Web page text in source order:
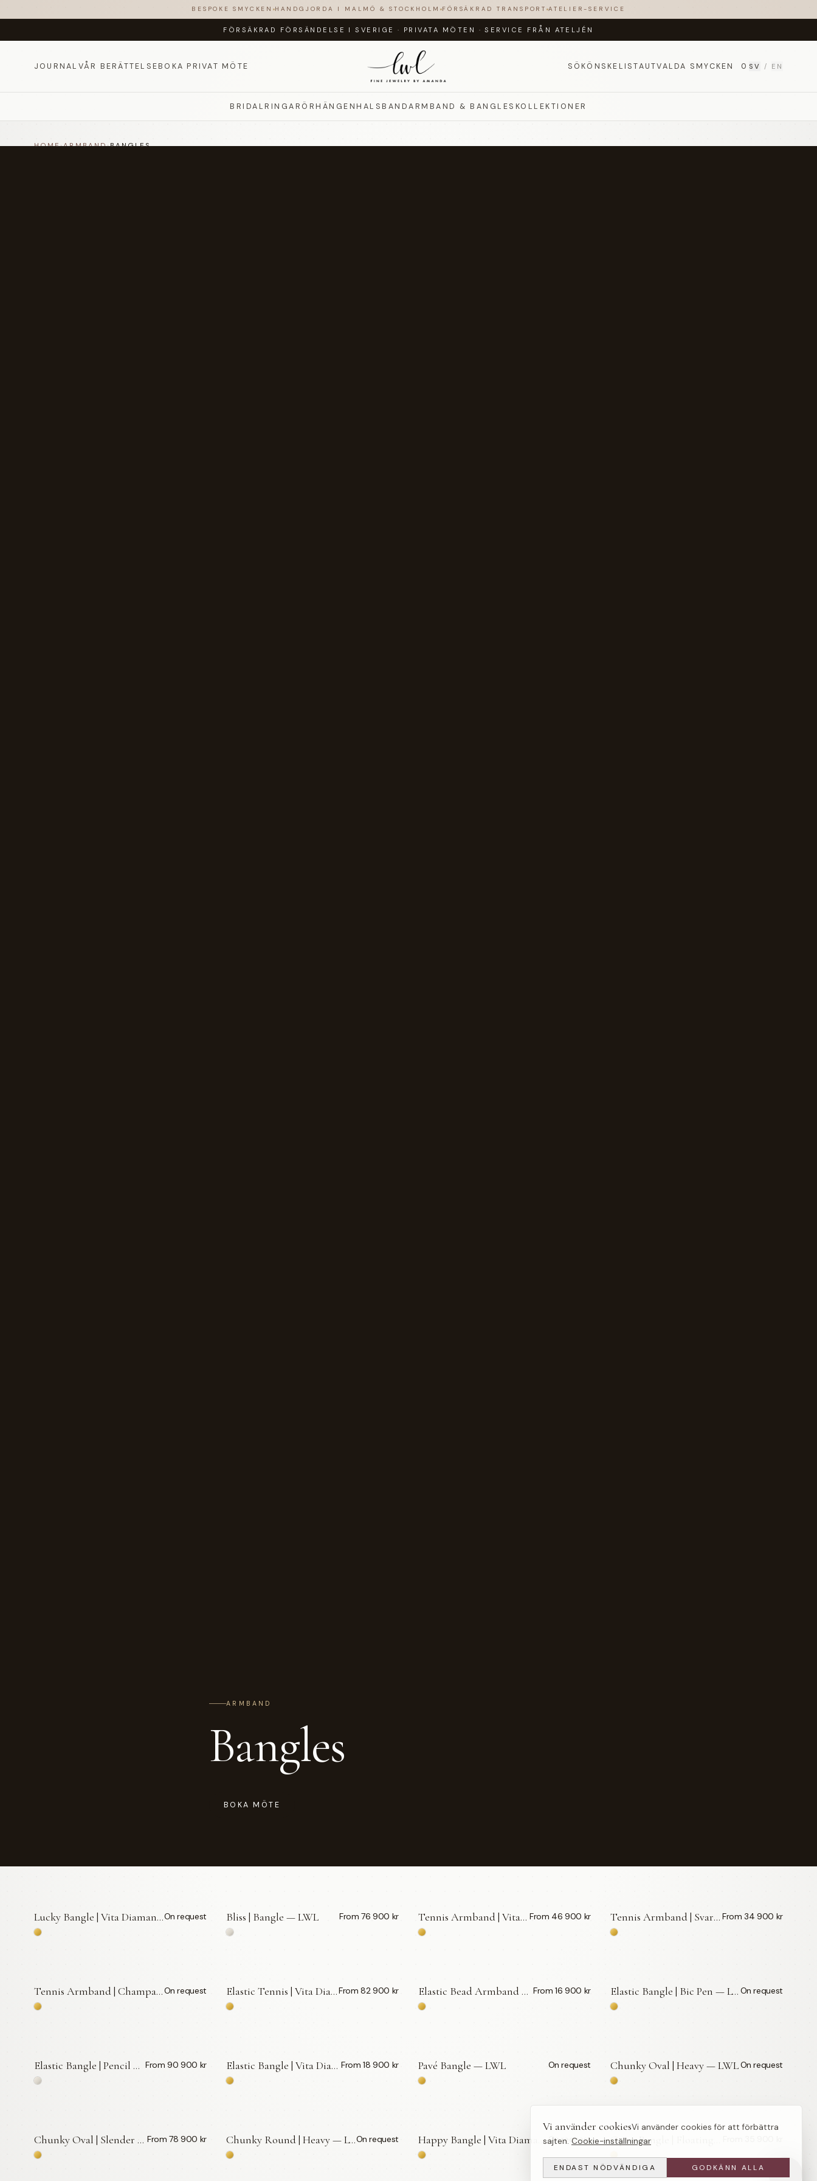
BESPOKE SMYCKEN HANDGJORDA I MALMÖ & STOCKHOLM FÖRSÄKRAD TRANSPORT ATELIER-SERVICE
FÖRSÄKRAD FÖRSÄNDELSE I SVERIGE · PRIVATA MÖTEN ·SERVICE FRÅN ATELJÉN
JOURNAL VÅR BERÄTTELSEBOKA PRIVAT MÖTE SÖKÖNSKELISTAUTVALDA SMYCKEN 0 SV / EN
BRIDALRINGAR ÖRHÄNGENHALSBANDARMBAND & BANGLES KOLLEKTIONER
HOME›ARMBAND›BANGLES
ARMBAND
Bangles
BOKA MÖTE
BY APPOINTMENT Lucky Bangle | Vita Diamanter 0,013 ct — LWLOn request Bliss | Bangle — LWL From 76 900 kr Tennis Armband | Vita Diamanter Premium — LWL From 46 900 kr Tennis Armband | Svarta Diamanter — LWL From 34 900 kr
BY APPOINTMENT Tennis Armband | Champagnediamanter — LWLOn request Elastic Tennis | Vita Diamanter — LWLFrom 82 900 kr Elastic Bead Armband — LWL From 16 900 kr BY APPOINTMENT Elastic Bangle | Bic Pen — LWL On request
Elastic Bangle | Pencil — LWL From 90 900 kr Elastic Bangle | Vita Diamanter Small — LWL From 18 900 kr BY APPOINTMENT
Pavé Bangle — LWL On request BY APPOINTMENT
Chunky Oval | Heavy — LWLOn request
Chunky Oval | Slender — LWL From 78 900 kr BY APPOINTMENT Chunky Round | Heavy — LWLOn request BY APPOINTMENT Happy Bangle | Vita Diamanter — LWL On request
S
Vi använder cookiesVi använder cookies för att förbättra
sajten. Cookie-inställningar
ENDAST NÖDVÄNDIGA GODKÄNN ALLA